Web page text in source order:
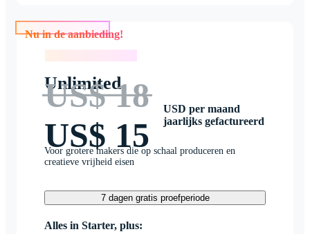
Nu in de aanbieding!
Unlimited
US$ 18
US$ 15
USD per maand
jaarlijks gefactureerd
Voor grotere makers die op schaal produceren en
creatieve vrijheid eisen
7 dagen gratis proefperiode
Alles in Starter, plus: